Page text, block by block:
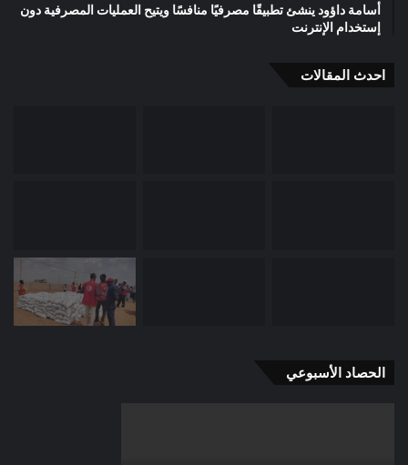
أسامة داؤود ينشئ تطبيقًا مصرفيًا منافسًا ويتيح العمليات المصرفية دون
إستخدام الإنترنت
احدث المقالات
الحصاد الأسبوعي